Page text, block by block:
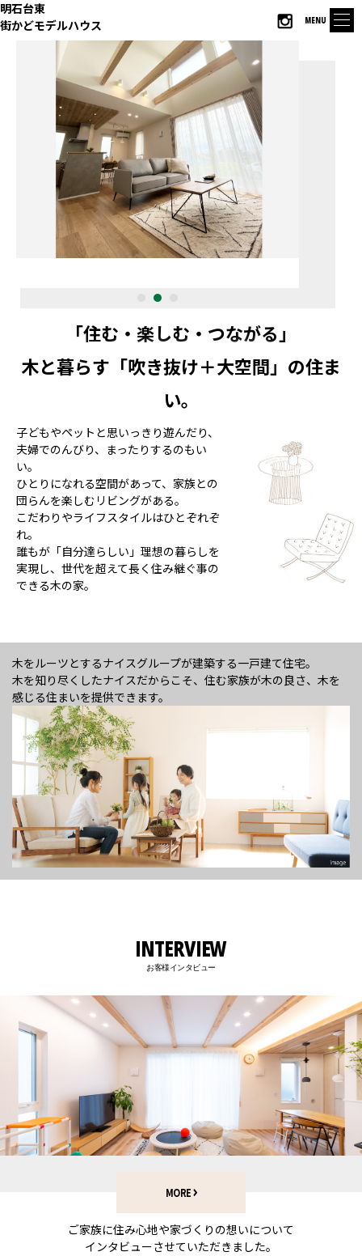
明石台東
街かどモデルハウス
MENU
「住む・楽しむ・つながる」
木と暮らす「吹き抜け＋大空間」 の住ま
い。
子どもやペットと思いっきり遊んだり、
夫婦でのんびり、まったりするのもい
い。
ひとりになれる空間があって、家族との
団らんを楽しむリビングがある。
こだわりやライフスタイルはひとぞれぞ
れ。
誰もが「自分達らしい」理想の暮らしを
実現し、世代を超えて長く住み継ぐ事の
できる木の家。
木をルーツとするナイスグループが建築する一戸建て住宅。
木を知り尽くしたナイスだからこそ、住む家族が木の良さ、木を
感じる住まいを提供できます。
INTERVIEW
お客様インタビュー
MORE
ご家族に住み心地や家づくりの想いについて
インタビューさせていただきました。